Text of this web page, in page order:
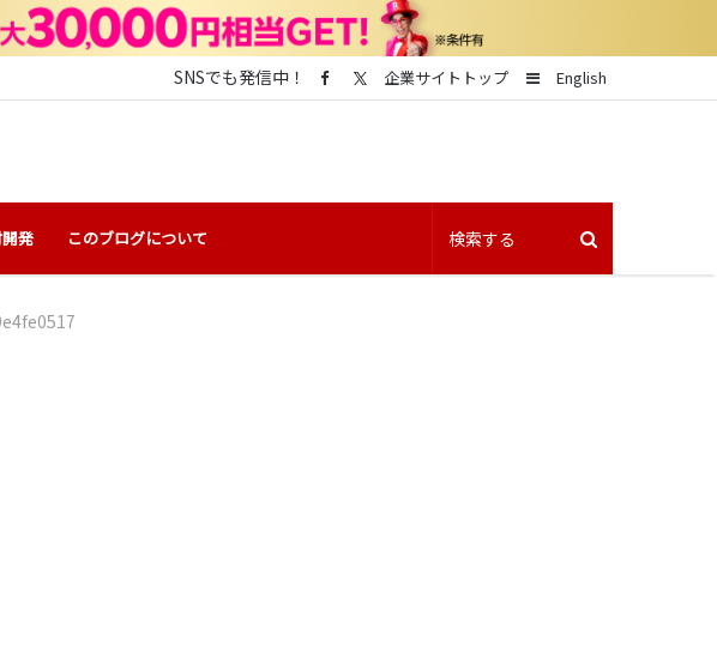
English
Sidebar
企業サイトトップ
SNSでも発信中！
発 このブログについて